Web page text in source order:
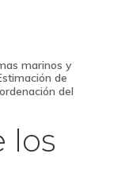
marinos y
de
del
los